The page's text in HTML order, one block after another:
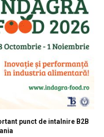
punct de intalnire B2B